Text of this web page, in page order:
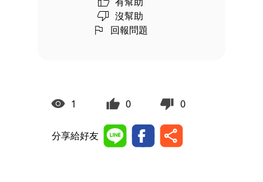
沒幫助
回報問題
1 0 0
分享給好友